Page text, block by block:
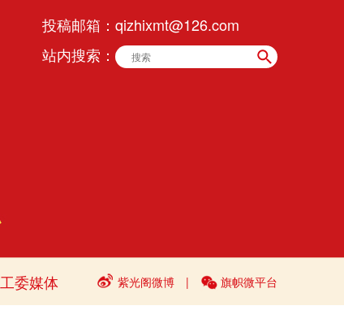
投稿邮箱： qizhixmt@126.com
站内搜索：
工委媒体 紫光阁微博 | 旗帜微平台